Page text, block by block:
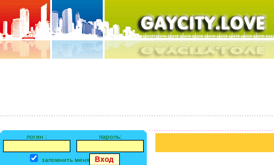
логин : пароль:
запомнить меня